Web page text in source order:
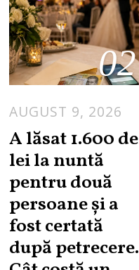
02
AUGUST 9, 2026
A lăsat 1.600 de
lei la nuntă
pentru două
persoane și a
fost certată
după petrecere.